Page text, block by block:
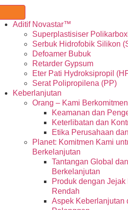
Aditif Novastar™
Superplastisiser
Serbuk Hidrofobik Silikon
Defoamer Bubuk
Retarder Gypsum
Eter Pati Hydroksipropil
Serat Polipropilena (PP)
Keberlanjutan
Orang – Kami
Keamanan dan
Keterlibatan dan
Etika Perusahaan
Planet: Komitmen Kami
Berkelanjutan
Tantangan Global
Berkelanjutan
Produk dengan
Rendah
Aspek Keberlanjutan